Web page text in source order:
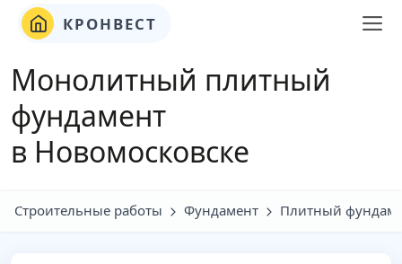
КРОНВЕСТ
Монолитный плитный
фундамент
в Новомосковске
Строительные работы Фундамент Плитный